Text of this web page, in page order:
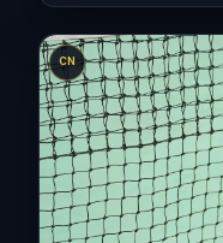
CN